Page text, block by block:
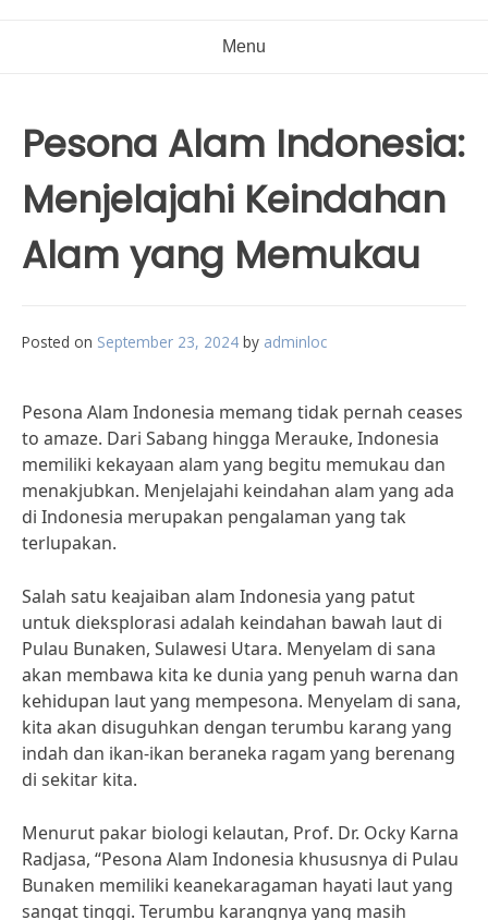
Menu
Pesona Alam Indonesia:
Menjelajahi Keindahan
Alam yang Memukau
Posted on September 23, 2024 by adminloc
Pesona Alam Indonesia memang tidak pernah ceases
to amaze. Dari Sabang hingga Merauke, Indonesia
memiliki kekayaan alam yang begitu memukau dan
menakjubkan. Menjelajahi keindahan alam yang ada
di Indonesia merupakan pengalaman yang tak
terlupakan.
Salah satu keajaiban alam Indonesia yang patut
untuk dieksplorasi adalah keindahan bawah laut di
Pulau Bunaken, Sulawesi Utara. Menyelam di sana
akan membawa kita ke dunia yang penuh warna dan
kehidupan laut yang mempesona. Menyelam di sana,
kita akan disuguhkan dengan terumbu karang yang
indah dan ikan-ikan beraneka ragam yang berenang
di sekitar kita.
Menurut pakar biologi kelautan, Prof. Dr. Ocky Karna
Radjasa, “Pesona Alam Indonesia khususnya di Pulau
Bunaken memiliki keanekaragaman hayati laut yang
sangat tinggi. Terumbu karangnya yang masih